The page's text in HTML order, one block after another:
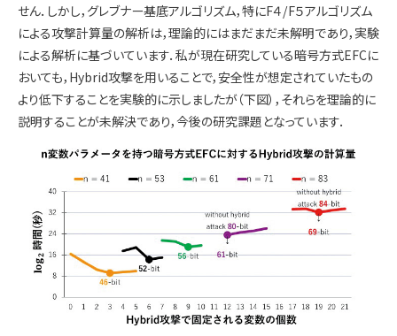
せん．しかし，グレブナー基底アルゴリズム，特にF４/F５アルゴリズム
による攻撃計算量の解析は，理論的にはまだまだ未解明であり，実験
による解析に基づいています．私が現在研究している暗号方式EFCに
おいても，Hybrid攻撃を用いることで，安全性が想定されていたもの
より低下することを実験的に示しましたが（下図），それらを理論的に
説明することが未解決であり，今後の研究課題となっています．